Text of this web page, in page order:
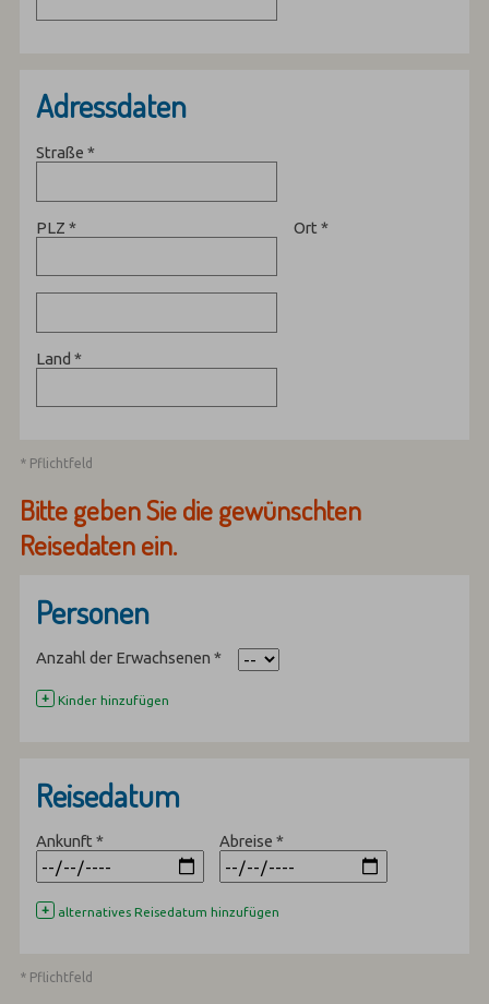
Adressdaten
Straße*
PLZ* Ort *
Land*
* Pflichtfeld
Bitte geben Sie die gewünschten
Reisedaten ein.
Personen
Anzahl der Erwachsenen*
+ Kinder hinzufügen
Reisedatum
Ankunft* Abreise*
+ alternatives Reisedatum hinzufügen
* Pflichtfeld